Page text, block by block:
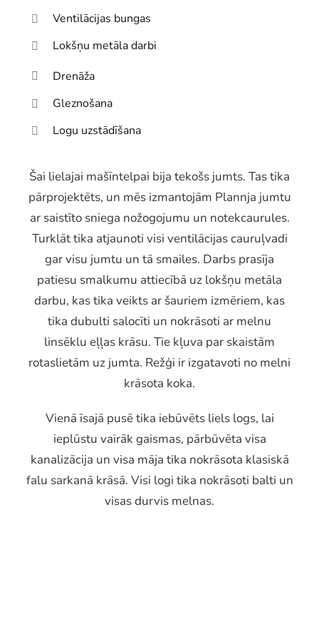
Ventilācijas bungas
Lokšņu metāla darbi
Drenāža
Gleznošana
Logu uzstādīšana
Šai lielajai mašīntelpai bija tekošs jumts. Tas tika
pārprojektēts, un mēs izmantojām Plannja jumtu
ar saistīto sniega nožogojumu un notekcaurules.
Turklāt tika atjaunoti visi ventilācijas cauruļvadi
gar visu jumtu un tā smailes. Darbs prasīja
patiesu smalkumu attiecībā uz lokšņu metāla
darbu, kas tika veikts ar šauriem izmēriem, kas
tika dubulti salocīti un nokrāsoti ar melnu
linsēklu eļļas krāsu. Tie kļuva par skaistām
rotaslietām uz jumta. Režģi ir izgatavoti no melni
krāsota koka.
Vienā īsajā pusē tika iebūvēts liels logs, lai
ieplūstu vairāk gaismas, pārbūvēta visa
kanalizācija un visa māja tika nokrāsota klasiskā
falu sarkanā krāsā. Visi logi tika nokrāsoti balti un
visas durvis melnas.